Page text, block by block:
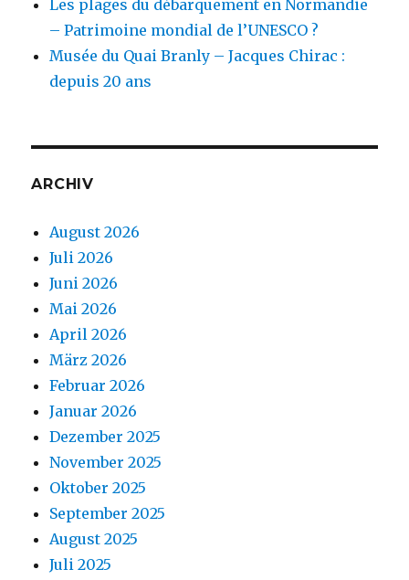
Les plages du débarquement en Normandie
– Patrimoine mondial de l’UNESCO ?
Musée du Quai Branly – Jacques Chirac :
depuis 20 ans
ARCHIV
August 2026
Juli 2026
Juni 2026
Mai 2026
April 2026
März 2026
Februar 2026
Januar 2026
Dezember 2025
November 2025
Oktober 2025
September 2025
August 2025
Juli 2025